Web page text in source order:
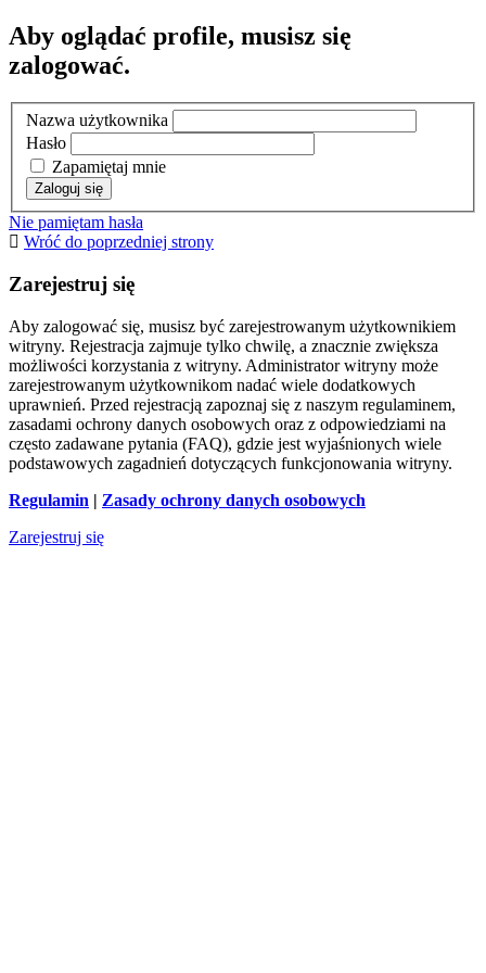
Aby oglądać profile, musisz się
zalogować.
Nazwa użytkownika
Hasło
Zapamiętaj mnie
Nie pamiętam hasła
Wróć do poprzedniej strony
Zarejestruj się
Aby zalogować się, musisz być zarejestrowanym użytkownikiem
witryny. Rejestracja zajmuje tylko chwilę, a znacznie zwiększa
możliwości korzystania z witryny. Administrator witryny może
zarejestrowanym użytkownikom nadać wiele dodatkowych
uprawnień. Przed rejestracją zapoznaj się z naszym regulaminem,
zasadami ochrony danych osobowych oraz z odpowiedziami na
często zadawane pytania (FAQ), gdzie jest wyjaśnionych wiele
podstawowych zagadnień dotyczących funkcjonowania witryny.
Regulamin | Zasady ochrony danych osobowych
Zarejestruj się